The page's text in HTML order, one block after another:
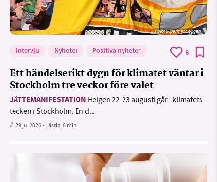
Foto: Supermijöbloggen
Intervju Nyheter Positiva nyheter 6
Ett händelserikt dygn för klimatet väntar i
Stockholm tre veckor före valet
JÄTTEMANIFESTATION Helgen 22-23 augusti går i klimatets
tecken i Stockholm. En d...
29 jul 2026• Lästid:6 min